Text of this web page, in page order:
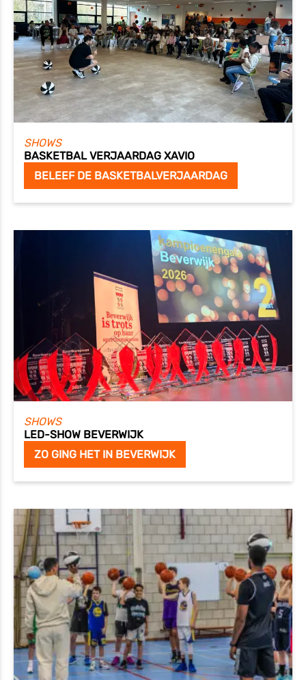
SHOWS
BASKETBAL VERJAARDAG XAVIO
BELEEF DE BASKETBALVERJAARDAG
SHOWS
LED-SHOW BEVERWIJK
ZO GING HET IN BEVERWIJK